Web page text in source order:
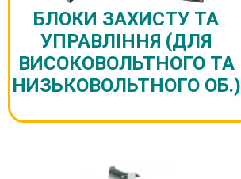
БЛОКИ ЗАХИСТУ ТА
УПРАВЛІННЯ (ДЛЯ
ВИСОКОВОЛЬТНОГО ТА
НИЗЬКОВОЛЬТНОГО ОБ.)